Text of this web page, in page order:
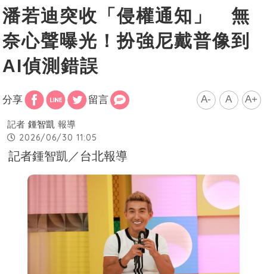
潘若迪突收「侵權通知」 無
奈心聲曝光！扮強尼戴普像到
AI偵測錯誤
分享 留言 A- A A+
記者 鍾智凱 報導
2026/06/30 11:05
記者鍾智凱／台北報導